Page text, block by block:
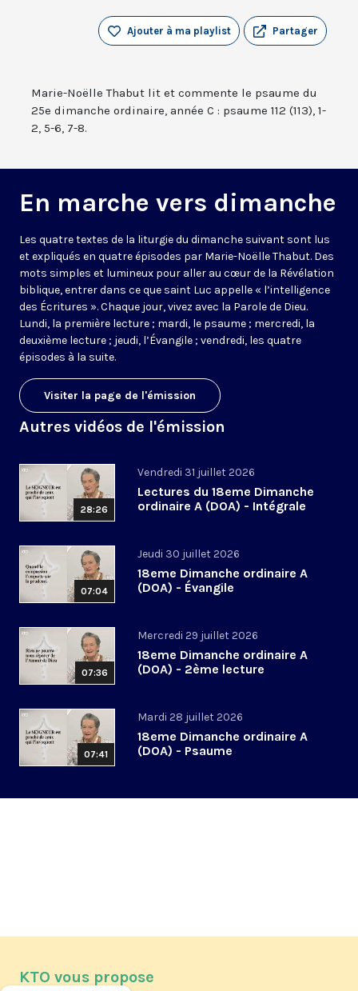
Partager
Ajouter à ma playlist
Marie-Noëlle Thabut lit et commente le psaume du
25e dimanche ordinaire, année C : psaume 112 (113), 1-
2, 5-6, 7-8.
En marche vers dimanche
Les quatre textes de la liturgie du dimanche suivant sont lus
et expliqués en quatre épisodes par Marie-Noëlle Thabut. Des
mots simples et lumineux pour aller au cœur de la Révélation
biblique, entrer dans ce que saint Luc appelle « l’intelligence
des Écritures ». Chaque jour, vivez avec la Parole de Dieu.
Lundi, la première lecture ; mardi, le psaume ; mercredi, la
deuxième lecture ; jeudi, l’Évangile ; vendredi, les quatre
épisodes à la suite.
Visiter la page de l'émission
Autres vidéos de l'émission
28:26
Vendredi 31 juillet 2026
Lectures du 18eme Dimanche
ordinaire A (DOA) - Intégrale
07:04
Jeudi 30 juillet 2026
18eme Dimanche ordinaire A
(DOA) - Évangile
07:36
Mercredi 29 juillet 2026
18eme Dimanche ordinaire A
(DOA) - 2ème lecture
07:41
Mardi 28 juillet 2026
18eme Dimanche ordinaire A
(DOA) - Psaume
KTO vous propose